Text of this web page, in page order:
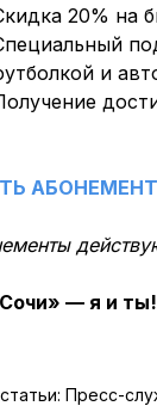
20% на
и
— я и
Пресс-